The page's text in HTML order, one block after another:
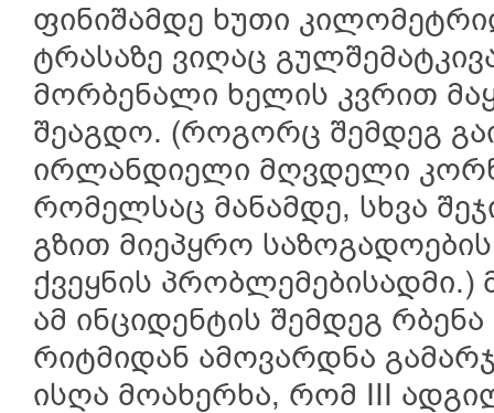
ფინიშამდე ხუთი
ტრასაზე ვიღაც
მორბენალი ხელის კვრით
შეაგდო. (როგორც შემდეგ
ირლანდიელი მღვდელი
რომელსაც მანამდე, სხვა
გზით მიეპყრო
ქვეყნის
ამ ინციდენტის შემდეგ
რიტმიდან ამოვარდნა
ისღა მოახერხა, რომ III